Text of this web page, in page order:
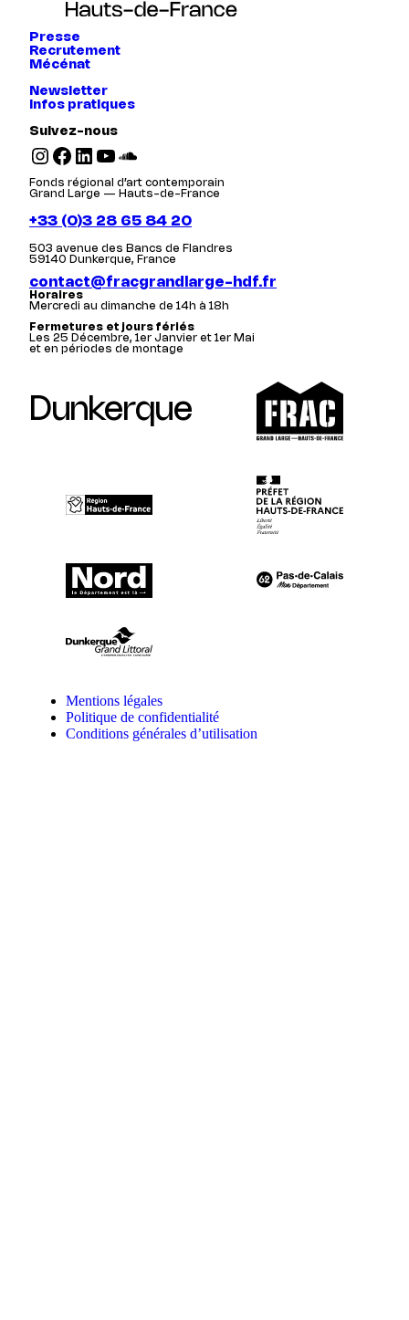
Presse
Recrutement
Mécénat
Newsletter
Infos pratiques
Suivez-nous
Instagram Facebook LinkedIn YouTube SoundCloud
Fonds régional d’art contemporain
Grand Large — Hauts-de-France
+33 (0)3 28 65 84 20
503 avenue des Bancs de Flandres
59140 Dunkerque, France
contact@fracgrandlarge-hdf.fr
Horaires
Mercredi au dimanche de 14h à 18h
Fermetures et jours fériés
Les 25 Décembre, 1er Janvier et 1er Mai
et en périodes de montage
Dunkerque
Mentions légales
Politique de confidentialité
Conditions générales d’utilisation